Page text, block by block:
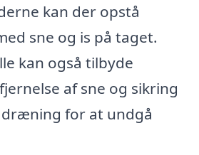
kan der opstå
sne og is på taget.
kan også tilbyde
af sne og sikring
for at undgå